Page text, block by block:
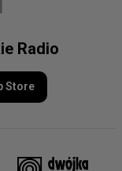
Radio
Store